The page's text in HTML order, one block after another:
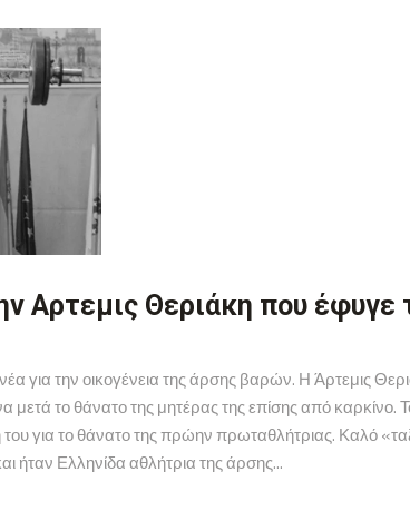
Αρτεμις Θεριάκη που
για την οικογένεια της άρσης βαρών. Η Άρτεμις
μετά το θάνατο της μητέρας της επίσης από
για το θάνατο της πρώην πρωταθλήτριας. Καλό
ήταν Ελληνίδα αθλήτρια της άρσης...